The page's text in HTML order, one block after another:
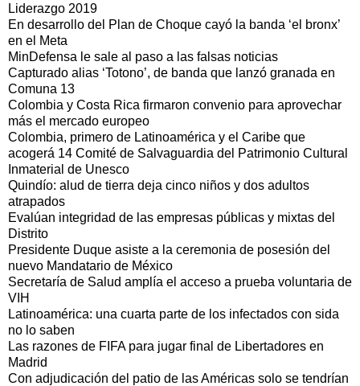
Liderazgo 2019
En desarrollo del Plan de Choque cayó la banda ‘el bronx’
en el Meta
MinDefensa le sale al paso a las falsas noticias
Capturado alias ‘Totono’, de banda que lanzó granada en
Comuna 13
Colombia y Costa Rica firmaron convenio para aprovechar
más el mercado europeo
Colombia, primero de Latinoamérica y el Caribe que
acogerá 14 Comité de Salvaguardia del Patrimonio Cultural
Inmaterial de Unesco
Quindío: alud de tierra deja cinco niños y dos adultos
atrapados
Evalúan integridad de las empresas públicas y mixtas del
Distrito
Presidente Duque asiste a la ceremonia de posesión del
nuevo Mandatario de México
Secretaría de Salud amplía el acceso a prueba voluntaria de
VIH
Latinoamérica: una cuarta parte de los infectados con sida
no lo saben
Las razones de FIFA para jugar final de Libertadores en
Madrid
Con adjudicación del patio de las Américas solo se tendrían